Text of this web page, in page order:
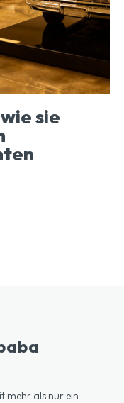
sie
mehr als nur ein